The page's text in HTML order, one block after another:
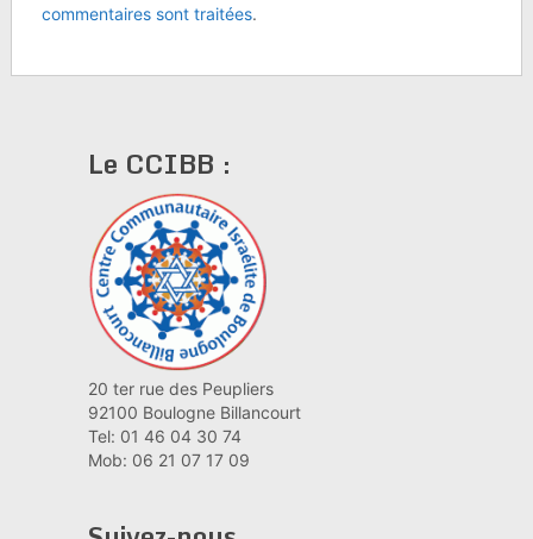
commentaires sont traitées.
Le CCIBB :
20 ter rue des Peupliers
92100 Boulogne Billancourt
Tel: 01 46 04 30 74
Mob: 06 21 07 17 09